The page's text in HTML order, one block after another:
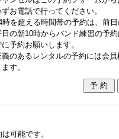
ずお電話で行ってください。
時を超える時間帯の予約は、前
日の朝10時からバンド練習の予
に予約お願いします。
義のあるレンタルの予約には会
ます。
可能です。